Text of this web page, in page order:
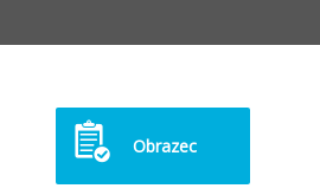
Obrazec